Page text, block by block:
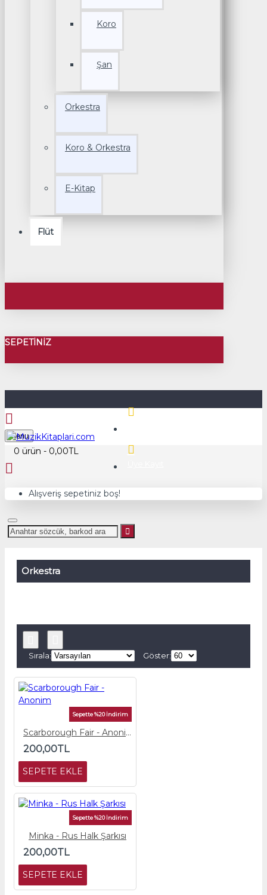
Koro
Şan
Orkestra
Koro & Orkestra
E-Kitap
Flüt
SEPETINIZ
Menu
0 ürün - 0,00TL
Alışveriş sepetiniz boş!
Orkestra
Sırala: Göster:
Sepette %20 İndirim
Scarborough Fair - Anonim
200,00TL
SEPETE EKLE
Sepette %20 İndirim
Minka - Rus Halk Şarkısı
200,00TL
SEPETE EKLE